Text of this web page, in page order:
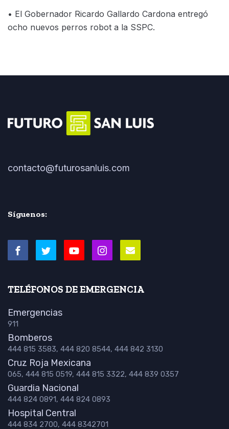
• El Gobernador Ricardo Gallardo Cardona entregó
ocho nuevos perros robot a la SSPC.
contacto@futurosanluis.com
Síguenos:
TELÉFONOS DE EMERGENCIA
Emergencias
911
Bomberos
444 815 3583, 444 820 8544, 444 842 3130
Cruz Roja Mexicana
065, 444 815 0519, 444 815 3322, 444 839 0357
Guardia Nacional
444 824 0891, 444 824 0893
Hospital Central
444 834 2700, 444 8342701